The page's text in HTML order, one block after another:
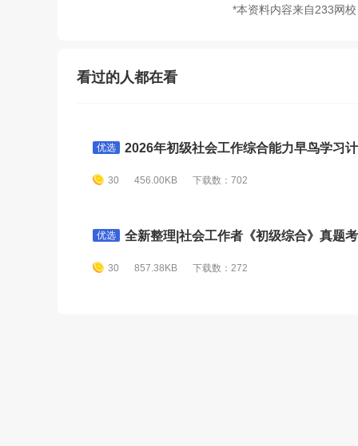
*本资料内容来自233网
看过的人都在看
优选 2026年初级社会工作综合能力早鸟学习
30 456.00KB 下载数：702
优选 全新整理|社会工作者《初级综合》真题
30 857.38KB 下载数：272